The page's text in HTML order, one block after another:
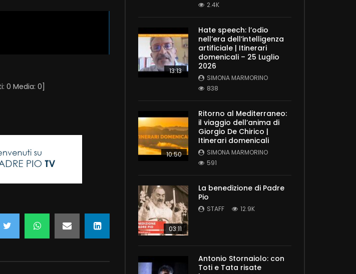
0 Media: 0
2.4K
13:13
Hate speech: l’odio
nell’era dell’intelligenza
artificiale | Itinerari
domenicali – 25 Luglio
2026
SIMONA MARMORINO
838
10:50
Ritorno al Mediterraneo:
il viaggio dell’anima di
Giorgio De Chirico |
Itinerari domenicali
SIMONA MARMORINO
591
03:11
La benedizione di Padre
Pio
STAFF 12.9K
Antonio Stornaiolo: con
Toti e Tata risate